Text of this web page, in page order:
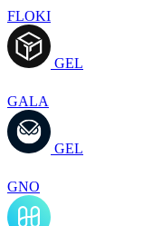
FLOKI
GEL
GALA
GEL
GNO